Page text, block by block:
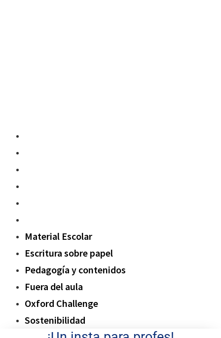
Material Escolar
Escritura sobre papel
Pedagogía y contenidos
Fuera del aula
Oxford Challenge
Sostenibilidad